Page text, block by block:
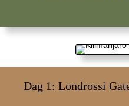
Dag 1: Londrossi